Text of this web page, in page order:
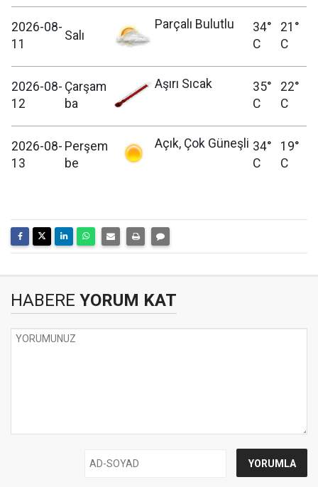
2026-08-
11
Salı
Parçalı Bulutlu
34°
C
21°
C
2026-08-
12
Çarşam
ba
Aşırı Sıcak
35°
C
22°
C
2026-08-
13
Perşem
be
Açık, Çok Güneşli 34°
C
19°
C
HABERE YORUM KAT